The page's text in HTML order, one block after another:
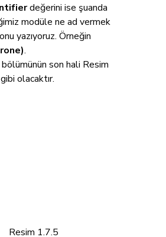
değerini ise şuanda
modüle ne ad vermek
yazıyoruz. Örneğin
.
son hali Resim
olacaktır.
Resim 1.7.5